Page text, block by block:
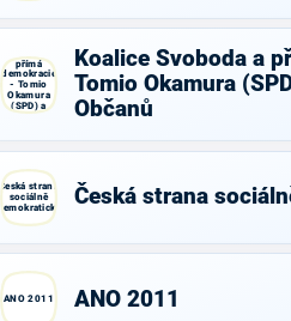
přímá
demokracie
- Tomio
Okamura
(SPD) a
Strana Práv
Koalice Svoboda a
Tomio Okamura
Občanů
Česká strana
sociálně
demokratická
Česká strana
ANO 2011 ANO 2011